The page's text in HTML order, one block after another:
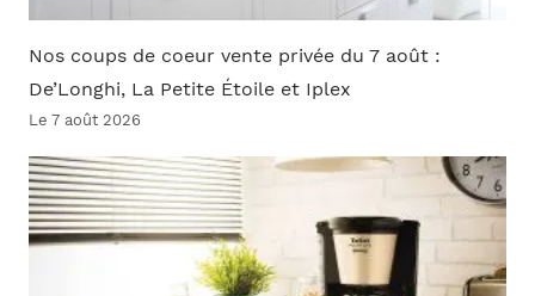
Nos coups de coeur vente privée du 7 août :
De’Longhi, La Petite Étoile et Iplex
Le 7 août 2026